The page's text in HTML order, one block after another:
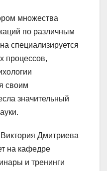
множества
по различным
специализируется
процессов,
своим
значительный
Дмитриева
на кафедре
и тренинги